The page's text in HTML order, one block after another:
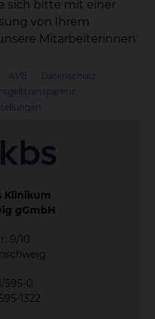
sich bitte mit einer
von Ihrem
Mitarbeiterinnen
AVB
Datenschutz
Klinikum
gGmbH
9/10
595-0
1322